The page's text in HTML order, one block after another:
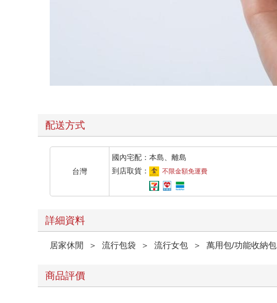
配送方式
台灣
國內宅配：本島、離島
到店取貨：
不限金額免運費
詳細資料
居家休閒 ＞ 流行包袋 ＞ 流行女包 ＞ 萬用包/功能收納包
商品評價